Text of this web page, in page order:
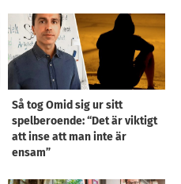
Så tog Omid sig ur sitt
spelberoende: “Det är viktigt
att inse att man inte är
ensam”